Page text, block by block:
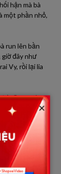
hận mà bà
một phần nhỏ,
run lên bần
đây như
Vy, rồi lại lia
Con trai…
của Mẹ… Cô
sự im lặng
bật ra từ
xoảng
như nổ
×